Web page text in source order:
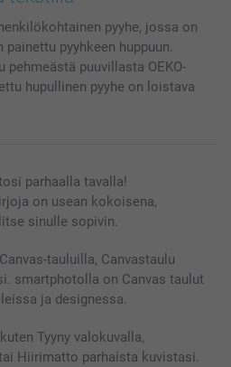
pyyhe, jossa on
pyyhkeen huppuun.
puuvillasta OEKO-
hupullinen pyyhe on loistava
parhaalla tavalla!
on usean kokoisena,
sinulle sopivin.
tauluilla, Canvastaulu
smartphotolla on Canvas taulut
ja designessa.
Tyyny valokuvalla,
Hiirimatto parhaista kuvistasi.